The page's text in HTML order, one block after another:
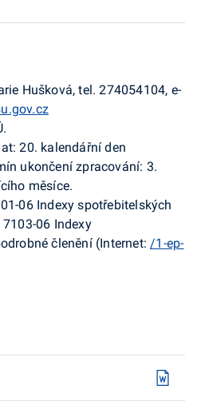
Hušková, tel. 274054104, e-
20. kalendářní den
ukončení zpracování: 3.
měsíce.
06 Indexy spotřebitelských
06 Indexy
členění (Internet: /1-ep-